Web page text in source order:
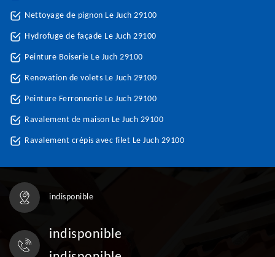
Nettoyage de pignon Le Juch 29100
Hydrofuge de façade Le Juch 29100
Peinture Boiserie Le Juch 29100
Renovation de volets Le Juch 29100
Peinture Ferronnerie Le Juch 29100
Ravalement de maison Le Juch 29100
Ravalement crépis avec filet Le Juch 29100
indisponible
indisponible